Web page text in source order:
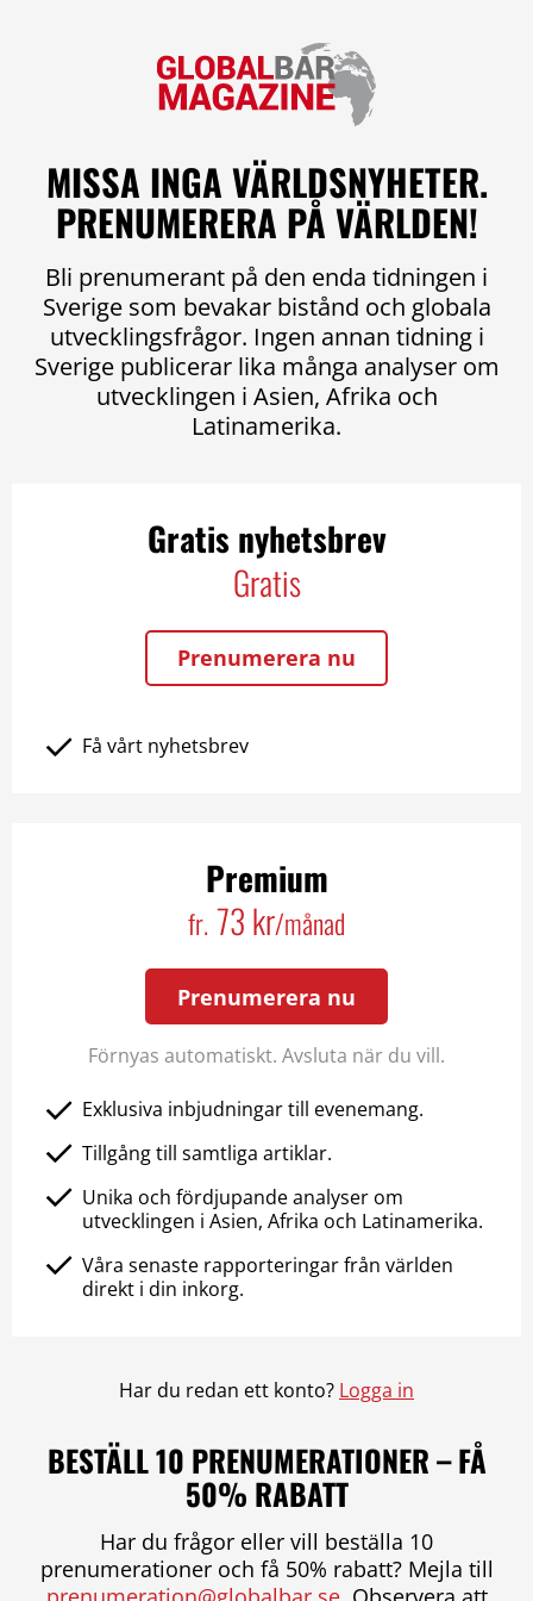
MISSA INGA VÄRLDSNYHETER.
PRENUMERERA PÅ VÄRLDEN!
Bli prenumerant på den enda tidningen i
Sverige som bevakar bistånd och globala
utvecklingsfrågor. Ingen annan tidning i
Sverige publicerar lika många analyser om
utvecklingen i Asien, Afrika och
Latinamerika.
Gratis nyhetsbrev
Gratis
Prenumerera nu
Få vårt nyhetsbrev
Premium
fr. 73 kr/månad
Prenumerera nu
Förnyas automatiskt. Avsluta när du vill.
Exklusiva inbjudningar till evenemang.
Tillgång till samtliga artiklar.
Unika och fördjupande analyser om
utvecklingen i Asien, Afrika och Latinamerika.
Våra senaste rapporteringar från världen
direkt i din inkorg.
Har du redan ett konto? Logga in
BESTÄLL 10 PRENUMERATIONER – FÅ
50% RABATT
Har du frågor eller vill beställa 10
prenumerationer och få 50% rabatt? Mejla till